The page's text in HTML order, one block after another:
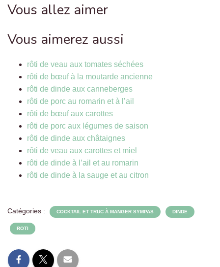
Vous allez aimer
Vous aimerez aussi
rôti de veau aux tomates séchées
rôti de bœuf à la moutarde ancienne
rôti de dinde aux canneberges
rôti de porc au romarin et à l’ail
rôti de bœuf aux carottes
rôti de porc aux légumes de saison
rôti de dinde aux châtaignes
rôti de veau aux carottes et miel
rôti de dinde à l’ail et au romarin
rôti de dinde à la sauge et au citron
Catégories : COCKTAIL ET TRUC À MANGER SYMPAS DINDE
ROTI